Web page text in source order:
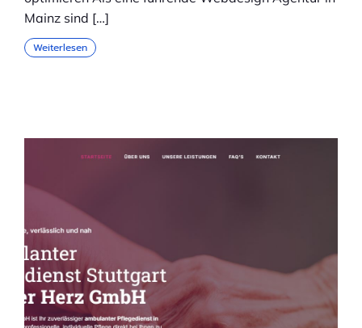
Mainz sind […]
Weiterlesen